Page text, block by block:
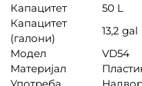
Капацитет
50 L
Капацитет
(галони)
13,2 gal
Модел
VD54
Материјал